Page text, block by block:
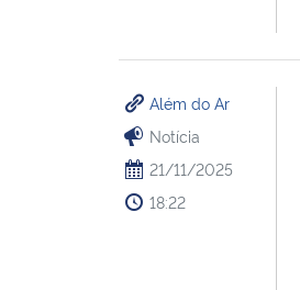
Além do Ar
Notícia
21/11/2025
18:22